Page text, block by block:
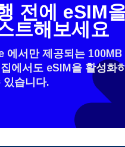
How do I get my
To get your eSIM,
전에 eSIM
트해보세요
에서만 제공되는 100MB
에서도 eSIM을 활성화
있습니다.언어 선택: